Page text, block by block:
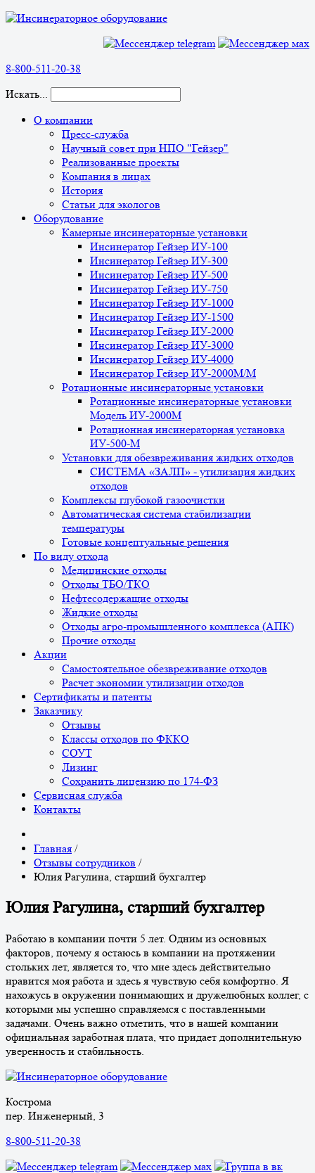
8-800-511-20-38
Искать...
О компании
Пресс-служба
Научный совет при НПО "Гейзер"
Реализованные проекты
Компания в лицах
История
Статьи для экологов
Оборудование
Камерные инсинераторные установки
Инсинератор Гейзер ИУ-100
Инсинератор Гейзер ИУ-300
Инсинератор Гейзер ИУ-500
Инсинератор Гейзер ИУ-750
Инсинератор Гейзер ИУ-1000
Инсинератор Гейзер ИУ-1500
Инсинератор Гейзер ИУ-2000
Инсинератор Гейзер ИУ-3000
Инсинератор Гейзер ИУ-4000
Инсинератор Гейзер ИУ-2000М/М
Ротационные инсинераторные установки
Ротационные инсинераторные установки
Модель ИУ-2000М
Ротационная инсинераторная установка
ИУ-500-М
Установки для обезвреживания жидких отходов
СИСТЕМА «ЗАЛП» - утилизация жидких
отходов
Комплексы глубокой газоочистки
Автоматическая система стабилизации
температуры
Готовые концептуальные решения
По виду отхода
Медицинские отходы
Отходы ТБО/ТКО
Нефтесодержащие отходы
Жидкие отходы
Отходы агро-промышленного комплекса (АПК)
Прочие отходы
Акции
Самостоятельное обезвреживание отходов
Расчет экономии утилизации отходов
Сертификаты и патенты
Заказчику
Отзывы
Классы отходов по ФККО
СОУТ
Лизинг
Сохранить лицензию по 174-ФЗ
Сервисная служба
Контакты
Главная /
Отзывы сотрудников /
Юлия Рагулина, старший бухгалтер
Юлия Рагулина, старший бухгалтер
Работаю в компании почти 5 лет. Одним из основных
факторов, почему я остаюсь в компании на протяжении
стольких лет, является то, что мне здесь действительно
нравится моя работа и здесь я чувствую себя комфортно. Я
нахожусь в окружении понимающих и дружелюбных коллег, с
которыми мы успешно справляемся с поставленными
задачами. Очень важно отметить, что в нашей компании
официальная заработная плата, что придает дополнительную
уверенность и стабильность.
Кострома
пер. Инженерный, 3
8-800-511-20-38